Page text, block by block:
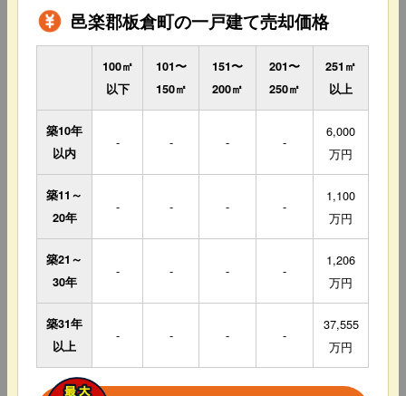
邑楽郡板倉町の一戸建て売却価格
100㎡
以下
101〜
150㎡
151〜
200㎡
201〜
250㎡
251㎡
以上
築10年
以内
- - - -
6,000
万円
築11～
20年
- - - -
1,100
万円
築21～
30年
- - - -
1,206
万円
築31年
以上
- - - -
37,555
万円